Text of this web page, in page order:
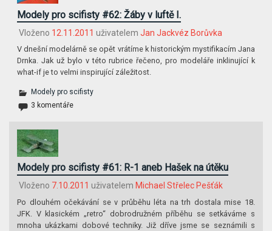
Modely pro scifisty #62: Žáby v luftě I.
Vloženo 12.11.2011 uživatelem Jan Jackvéz Borůvka
V dnešní modelárně se opět vrátíme k historickým mystifikacím Jana
Drnka. Jak už bylo v této rubrice řečeno, pro modeláře inklinující k
what-if je to velmi inspirující záležitost.
Modely pro scifisty
3 komentáře
Modely pro scifisty #61: R-1 aneb Hašek na útěku
Vloženo 7.10.2011 uživatelem Michael Střelec Pešťák
Po dlouhém očekávání se v průběhu léta na trh dostala mise 18.
JFK. V klasickém „retro“ dobrodružném příběhu se setkáváme s
mnoha ukázkami dobové techniky. Již dříve jsme se seznámili s